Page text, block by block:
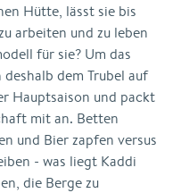
Hütte, lässt sie bis
arbeiten und zu leben
für sie? Um das
dem Trubel auf
Hauptsaison und packt
mit an. Betten
und Bier zapfen versus
- was liegt Kaddi
die Berge zu